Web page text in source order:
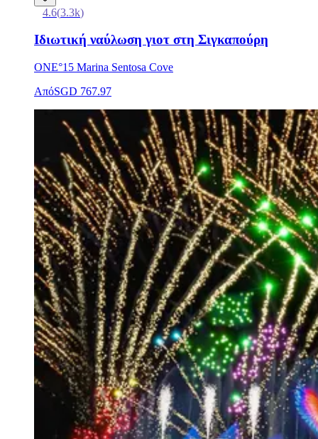
4.6(3.3k)
Ιδιωτική ναύλωση γιοτ στη Σιγκαπούρη
ONE°15 Marina Sentosa Cove
ΑπόSGD 767.97